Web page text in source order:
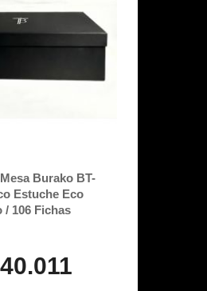
Burako BT-
Estuche Eco
/ 106 Fichas